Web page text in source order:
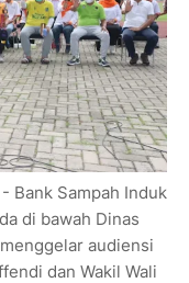
- Bank Sampah Induk
di bawah Dinas
audiensi
dan Wakil Wali